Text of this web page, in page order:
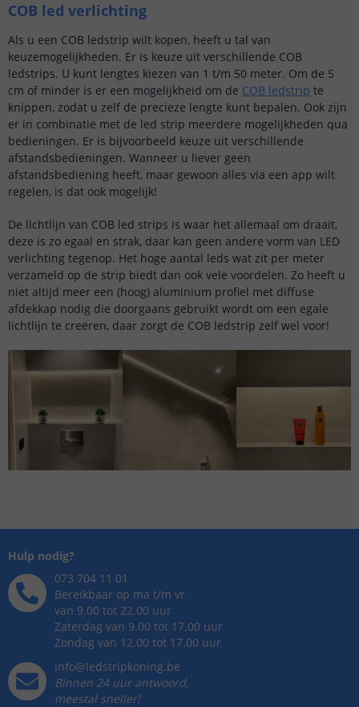
COB led verlichting
Als u een COB ledstrip wilt kopen, heeft u tal van
keuzemogelijkheden. Er is keuze uit verschillende COB
ledstrips. U kunt lengtes kiezen van 1 t/m 50 meter. Om de 5
cm of minder is er een mogelijkheid om de COB ledstrip te
knippen, zodat u zelf de precieze lengte kunt bepalen. Ook zijn
er in combinatie met de led strip meerdere mogelijkheden qua
bedieningen. Er is bijvoorbeeld keuze uit verschillende
afstandsbedieningen. Wanneer u liever geen
afstandsbediening heeft, maar gewoon alles via een app wilt
regelen, is dat ook mogelijk!
De lichtlijn van COB led strips is waar het allemaal om draait,
deze is zo egaal en strak, daar kan geen andere vorm van LED
verlichting tegenop. Het hoge aantal leds wat zit per meter
verzameld op de strip biedt dan ook vele voordelen. Zo heeft u
niet altijd meer een (hoog) aluminium profiel met diffuse
afdekkap nodig die doorgaans gebruikt wordt om een egale
lichtlijn te creëren, daar zorgt de COB ledstrip zelf wel voor!
Hulp nodig?
073 704 11 01
Bereikbaar op ma t/m vr
van 9.00 tot 22.00 uur
Zaterdag van 9.00 tot 17.00 uur
Zondag van 12.00 tot 17.00 uur
info@ledstripkoning.be
Binnen 24 uur antwoord,
meestal sneller!